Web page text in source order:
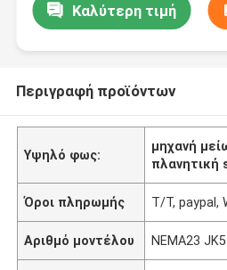
Καλύτερη τιμή
Περιγραφή προϊόντων
Υψηλό φως:
μηχανή
πλανητική
Όροι πληρωμής T/T, paypal,
Αριθμό μοντέλου NEMA23